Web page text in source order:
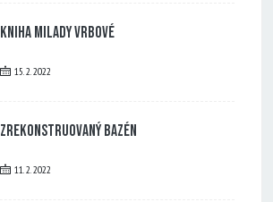
Kniha Milady Vrbové
15. 2. 2022
Zrekonstruovaný bazén
11. 2. 2022